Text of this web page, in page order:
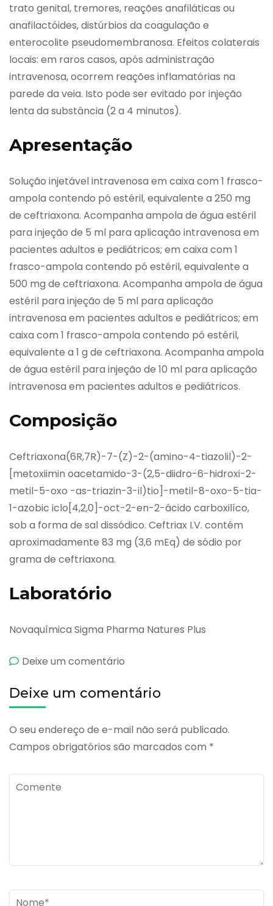
trato genital, tremores, reações anafiláticas ou
anafilactóides, distúrbios da coagulação e
enterocolite pseudomembranosa. Efeitos colaterais
locais: em raros casos, após administração
intravenosa, ocorrem reações inflamatórias na
parede da veia. Isto pode ser evitado por injeção
lenta da substância (2 a 4 minutos).
Apresentação
Solução injetável intravenosa em caixa com 1 frasco-
ampola contendo pó estéril, equivalente a 250 mg
de ceftriaxona. Acompanha ampola de água estéril
para injeção de 5 ml para aplicação intravenosa em
pacientes adultos e pediátricos; em caixa com 1
frasco-ampola contendo pó estéril, equivalente a
500 mg de ceftriaxona. Acompanha ampola de água
estéril para injeção de 5 ml para aplicação
intravenosa em pacientes adultos e pediátricos; em
caixa com 1 frasco-ampola contendo pó estéril,
equivalente a 1 g de ceftriaxona. Acompanha ampola
de água estéril para injeção de 10 ml para aplicação
intravenosa em pacientes adultos e pediátricos.
Composição
Ceftriaxona(6R,7R)-7-(Z)-2-(amino-4-tiazolil)-2-
[metoxiimin oacetamido-3-(2,5-diidro-6-hidroxi-2-
metil-5-oxo -as-triazin-3-il)tio]-metil-8-oxo-5-tia-
1-azobic iclo[4,2,0]-oct-2-en-2-ácido carboxilíco,
sob a forma de sal dissódico. Ceftriax I.V. contém
aproximadamente 83 mg (3,6 mEq) de sódio por
grama de ceftriaxona.
Laboratório
Novaquímica Sigma Pharma Natures Plus
Deixe um comentário
Deixe um comentário
O seu endereço de e-mail não será publicado.
Campos obrigatórios são marcados com *
Comente
Name*